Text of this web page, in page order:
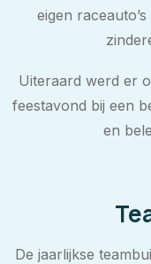
eigen
Uiteraard werd er
feestavond bij een
en
De jaarlijkse